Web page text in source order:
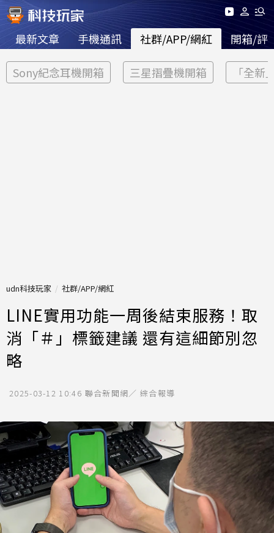
最新文章 手機通訊 社群/APP/網紅 開箱/評
Sony紀念耳機開箱 三星摺疊機開箱 「全新
udn科技玩家 社群/APP/網紅
LINE實用功能一周後結束服務！取
消「＃」標籤建議 還有這細節別忽
略
2025-03-12 10:46 聯合新聞網／ 綜合報導